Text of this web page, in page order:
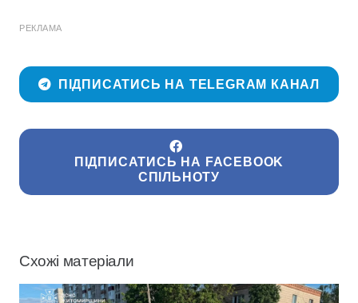
РЕКЛАМА
ПІДПИСАТИСЬ НА TELEGRAM КАНАЛ
ПІДПИСАТИСЬ НА FACEBOOK
СПІЛЬНОТУ
Схожі матеріали